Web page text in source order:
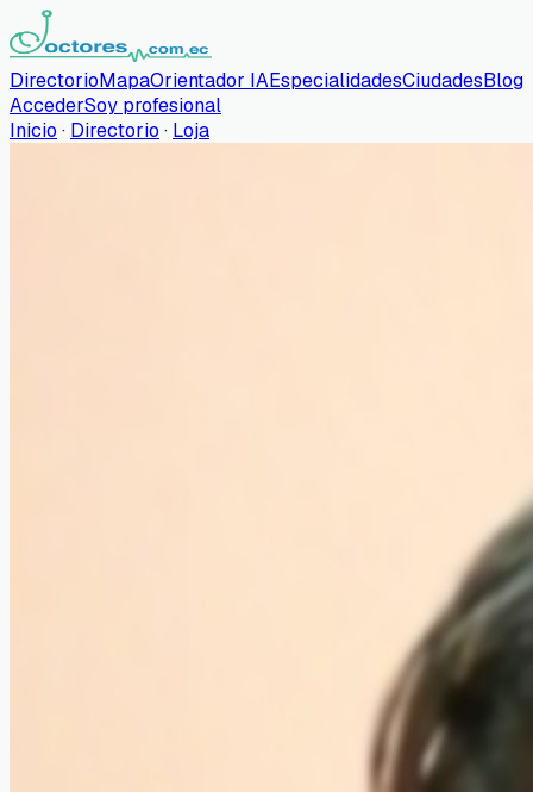
DirectorioMapaOrientador IAEspecialidadesCiudadesBlog
AccederSoy profesional
Inicio · Directorio · Loja